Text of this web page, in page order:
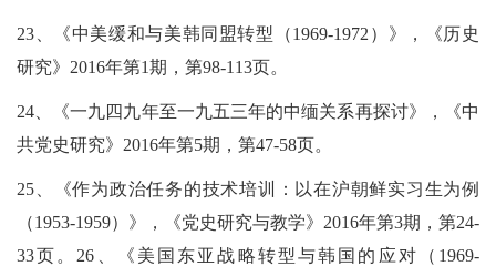
23、《中美缓和与美韩同盟转型（1969-1972）》，《历史
研究》2016年第1期，第98-113页。
24、《一九四九年至一九五三年的中缅关系再探讨》，《中
共党史研究》2016年第5期，第47-58页。
25、《作为政治任务的技术培训：以在沪朝鲜实习生为例
（1953-1959）》，《党史研究与教学》2016年第3期，第24-
33页。26、《美国东亚战略转型与韩国的应对（1969-